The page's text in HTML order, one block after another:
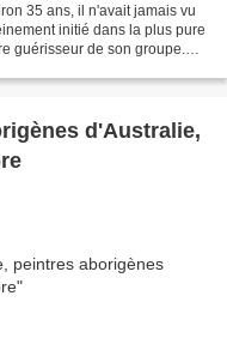
35 ans, il n'avait jamais vu
initié dans la plus pure
guérisseur de son groupe.
d'Australie,